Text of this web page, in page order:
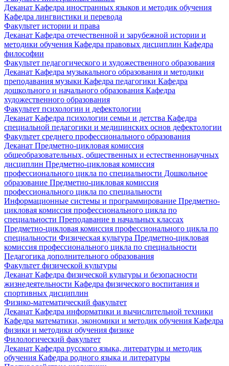
Деканат Кафедра иностранных языков и методик обучения
Кафедра лингвистики и перевода
Факультет истории и права
Деканат Кафедра отечественной и зарубежной истории и
методики обучения Кафедра правовых дисциплин Кафедра
философии
Факультет педагогического и художественного образования
Деканат Кафедра музыкального образования и методики
преподавания музыки Кафедра педагогики Кафедра
дошкольного и начального образования Кафедра
художественного образования
Факультет психологии и дефектологии
Деканат Кафедра психологии семьи и детства Кафедра
специальной педагогики и медицинских основ дефектологии
Факультет среднего профессионального образования
Деканат Предметно-цикловая комиссия
общеобразовательных, общественных и естественнонаучных
дисциплин Предметно-цикловая комиссия
профессионального цикла по специальности Дошкольное
образование Предметно-цикловая комиссия
профессионального цикла по специальности
Информационные системы и программирование Предметно-
цикловая комиссия профессионального цикла по
специальности Преподавание в начальных классах
Предметно-цикловая комиссия профессионального цикла по
специальности Физическая культура Предметно-цикловая
комиссия профессионального цикла по специальности
Педагогика дополнительного образования
Факультет физической культуры
Деканат Кафедра физической культуры и безопасности
жизнедеятельности Кафедра физического воспитания и
спортивных дисциплин
Физико-математический факультет
Деканат Кафедра информатики и вычислительной техники
Кафедра математики, экономики и методик обучения Кафедра
физики и методики обучения физике
Филологический факультет
Деканат Кафедра русского языка, литературы и методик
обучения Кафедра родного языка и литературы